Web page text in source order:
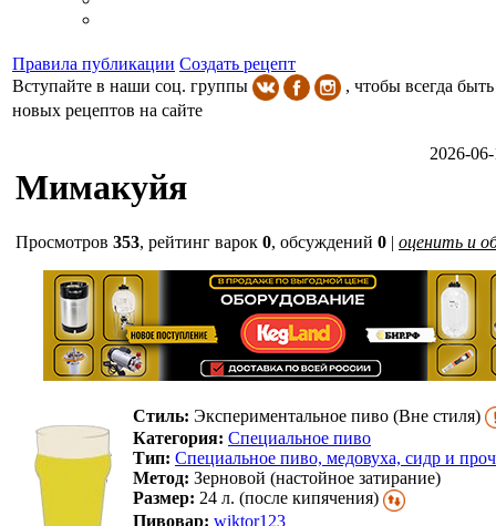
Правила публикации Создать рецепт
Вступайте в наши соц. группы
, чтобы всегда
новых рецептов на сайте
2026-
Мимакуйя
Просмотров 353, рейтинг варок 0, обсуждений 0 | оценить и
Стиль: Экспериментальное пиво (Вне стиля)
Категория: Специальное пиво
Тип: Специальное пиво, медовуха, сидр и
Метод: Зерновой (настойное затирание)
Размер: 24 л. (после кипячения)
Пивовар: wiktor123